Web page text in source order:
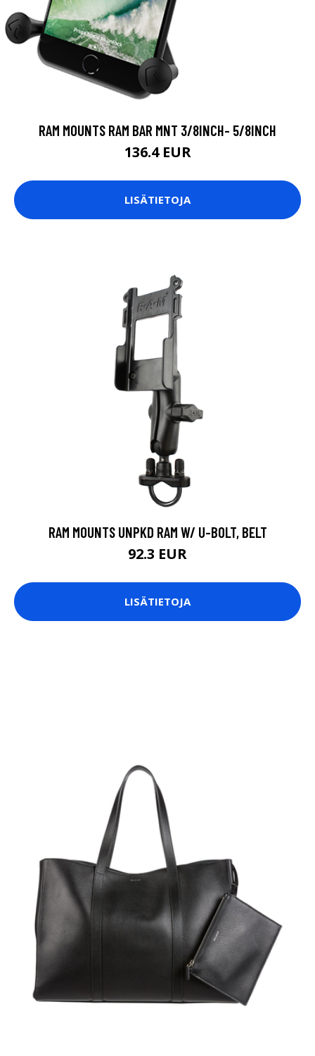
RAM MOUNTS RAM BAR MNT 3/8INCH- 5/8INCH
136.4 EUR
LISÄTIETOJA
RAM MOUNTS UNPKD RAM W/ U-BOLT, BELT
92.3 EUR
LISÄTIETOJA